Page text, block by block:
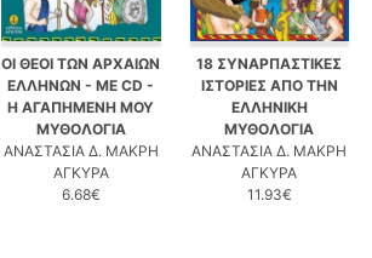
ΟΙ ΘΕΟΙ ΤΩΝ ΑΡΧΑΙΩΝ
ΕΛΛΗΝΩΝ - ΜΕ CD -
Η ΑΓΑΠΗΜΕΝΗ ΜΟΥ
ΜΥΘΟΛΟΓΙΑ
ΑΝΑΣΤΑΣΙΑ Δ. ΜΑΚΡΗ
ΑΓΚΥΡΑ
6.68€
18 ΣΥΝΑΡΠΑΣΤΙΚΕΣ
ΙΣΤΟΡΙΕΣ ΑΠΟ ΤΗΝ
ΕΛΛΗΝΙΚΗ
ΜΥΘΟΛΟΓΙΑ
ΑΝΑΣΤΑΣΙΑ Δ. ΜΑΚΡΗ
ΑΓΚΥΡΑ
11.93€